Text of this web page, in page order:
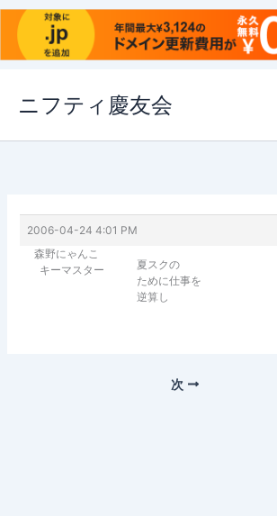
ス
ニフティ慶友会
2006-04-24 4:01 PM
森野にゃんこ
キーマスター
夏スクの
ために仕事を
逆算し
次